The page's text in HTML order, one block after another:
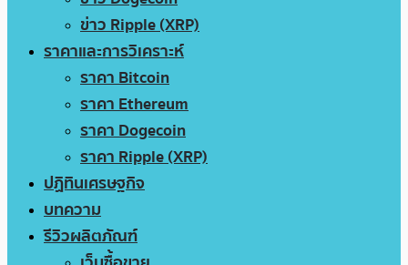
ข่าว Ripple (XRP)
ราคาและการวิเคราะห์
ราคา Bitcoin
ราคา Ethereum
ราคา Dogecoin
ราคา Ripple (XRP)
ปฏิทินเศรษฐกิจ
บทความ
รีวิวผลิตภัณฑ์